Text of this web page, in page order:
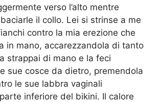
verso l’alto mentre
il collo. Lei si strinse a me
contro la mia erezione che
in mano, accarezzandola di tanto
strappai di mano e la feci
sue cosce da dietro, premendola
le sue labbra vaginali
inferiore del bikini. Il calore